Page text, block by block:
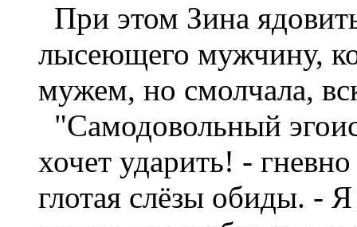
При этом Зина
лысеющего мужчину,
мужем, но смолчала,
"Самодовольный
хочет ударить! -
глотая слёзы обиды. -